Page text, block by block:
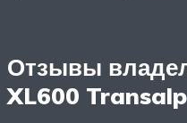
Отзывы
XL600 Transalp